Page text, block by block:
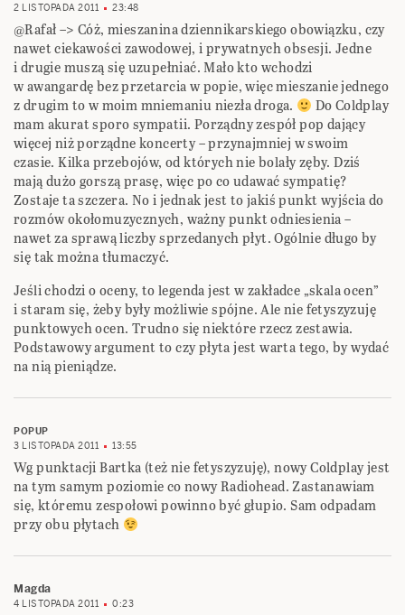
2 LISTOPADA 2011 23:48
@Rafał –> Cóż, mieszanina dziennikarskiego obowiązku, czy
nawet ciekawości zawodowej, i prywatnych obsesji. Jedne
i drugie muszą się uzupełniać. Mało kto wchodzi
w awangardę bez przetarcia w popie, więc mieszanie jednego
z drugim to w moim mniemaniu niezła droga.
Do Coldplay
mam akurat sporo sympatii. Porządny zespół pop dający
więcej niż porządne koncerty – przynajmniej w swoim
czasie. Kilka przebojów, od których nie bolały zęby. Dziś
mają dużo gorszą prasę, więc po co udawać sympatię?
Zostaje ta szczera. No i jednak jest to jakiś punkt wyjścia do
rozmów okołomuzycznych, ważny punkt odniesienia –
nawet za sprawą liczby sprzedanych płyt. Ogólnie długo by
się tak można tłumaczyć.
Jeśli chodzi o oceny, to legenda jest w zakładce „skala ocen”
i staram się, żeby były możliwie spójne. Ale nie fetyszyzuję
punktowych ocen. Trudno się niektóre rzecz zestawia.
Podstawowy argument to czy płyta jest warta tego, by wydać
na nią pieniądze.
POPUP
3 LISTOPADA 2011
13:55
Wg punktacji Bartka (też nie fetyszyzuję), nowy Coldplay jest
na tym samym poziomie co nowy Radiohead. Zastanawiam
się, któremu zespołowi powinno być głupio. Sam odpadam
przy obu płytach
Magda
4 LISTOPADA 2011 0:23